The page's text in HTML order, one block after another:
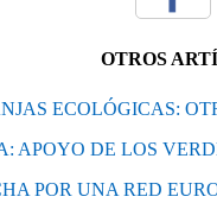
OTROS
ECOLÓGICAS:
APOYO DE LOS
POR UNA RED